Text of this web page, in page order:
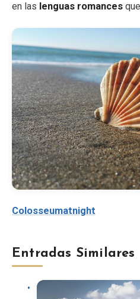
en las lenguas romances
Colosseumatnight
Entradas Similares